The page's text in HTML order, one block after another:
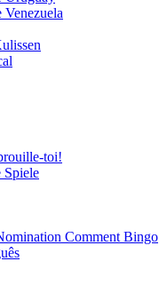
Venezuela
toi!
Spiele
Comment Bingo